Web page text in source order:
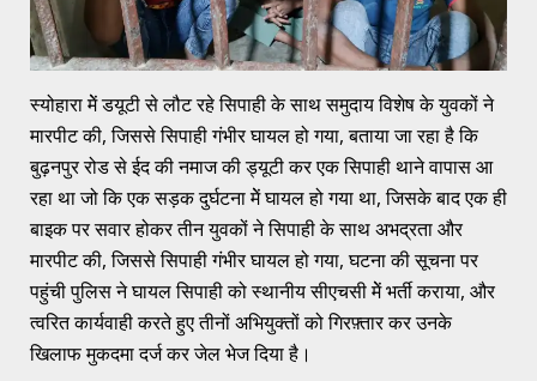
स्योहारा मेें डयूटी से लौट रहे सिपाही के साथ समुदाय विशेष के युवकों ने
मारपीट की, जिससे सिपाही गंभीर घायल हो गया, बताया जा रहा है कि
बुढ़नपुर रोड से ईद की नमाज की ड्यूटी कर एक सिपाही थाने वापास आ
रहा था जो कि एक सड़क दुर्घटना मेें घायल हो गया था, जिसके बाद एक ही
बाइक पर सवार होकर तीन युवकों ने सिपाही के साथ अभद्रता और
मारपीट की, जिससे सिपाही गंभीर घायल हो गया, घटना की सूचना पर
पहुंची पुलिस ने घायल सिपाही को स्थानीय सीएचसी मेें भर्ती कराया, और
त्वरित कार्यवाही करते हुए तीनों अभियुक्तों को गिरफ़्तार कर उनके
खिलाफ मुकदमा दर्ज कर जेल भेज दिया है।